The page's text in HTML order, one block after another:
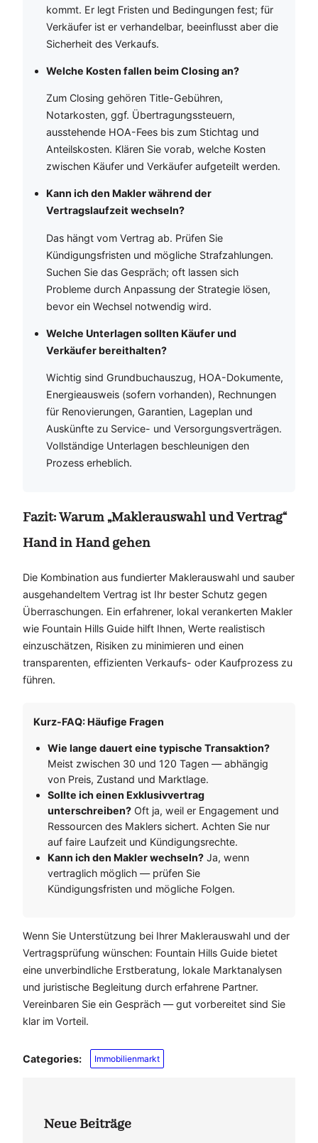
kommt. Er legt Fristen und Bedingungen fest; für
Verkäufer ist er verhandelbar, beeinflusst aber die
Sicherheit des Verkaufs.
Welche Kosten fallen beim Closing an?
Zum Closing gehören Title-Gebühren,
Notarkosten, ggf. Übertragungssteuern,
ausstehende HOA-Fees bis zum Stichtag und
Anteilskosten. Klären Sie vorab, welche Kosten
zwischen Käufer und Verkäufer aufgeteilt werden.
Kann ich den Makler während der
Vertragslaufzeit wechseln?
Das hängt vom Vertrag ab. Prüfen Sie
Kündigungsfristen und mögliche Strafzahlungen.
Suchen Sie das Gespräch; oft lassen sich
Probleme durch Anpassung der Strategie lösen,
bevor ein Wechsel notwendig wird.
Welche Unterlagen sollten Käufer und
Verkäufer bereithalten?
Wichtig sind Grundbuchauszug, HOA-Dokumente,
Energieausweis (sofern vorhanden), Rechnungen
für Renovierungen, Garantien, Lageplan und
Auskünfte zu Service- und Versorgungsverträgen.
Vollständige Unterlagen beschleunigen den
Prozess erheblich.
Fazit: Warum „Maklerauswahl und Vertrag“
Hand in Hand gehen
Die Kombination aus fundierter Maklerauswahl und sauber
ausgehandeltem Vertrag ist Ihr bester Schutz gegen
Überraschungen. Ein erfahrener, lokal verankerten Makler
wie Fountain Hills Guide hilft Ihnen, Werte realistisch
einzuschätzen, Risiken zu minimieren und einen
transparenten, effizienten Verkaufs- oder Kaufprozess zu
führen.
Kurz-FAQ: Häufige Fragen
Wie lange dauert eine typische Transaktion?
Meist zwischen 30 und 120 Tagen — abhängig
von Preis, Zustand und Marktlage.
Sollte ich einen Exklusivvertrag
unterschreiben? Oft ja, weil er Engagement und
Ressourcen des Maklers sichert. Achten Sie nur
auf faire Laufzeit und Kündigungsrechte.
Kann ich den Makler wechseln? Ja, wenn
vertraglich möglich — prüfen Sie
Kündigungsfristen und mögliche Folgen.
Wenn Sie Unterstützung bei Ihrer Maklerauswahl und der
Vertragsprüfung wünschen: Fountain Hills Guide bietet
eine unverbindliche Erstberatung, lokale Marktanalysen
und juristische Begleitung durch erfahrene Partner.
Vereinbaren Sie ein Gespräch — gut vorbereitet sind Sie
klar im Vorteil.
Categories: Immobilienmarkt
Neue Beiträge